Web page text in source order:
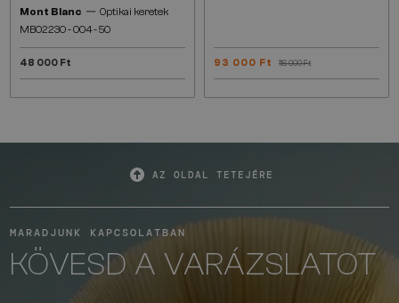
Mont Blanc — Optikai keretek
MB0223O - 004 - 50
48 000 Ft 93 000 Ft 116 000 Ft
AZ OLDAL TETEJÉRE
MARADJUNK KAPCSOLATBAN
KÖVESD A VARÁZSLATOT